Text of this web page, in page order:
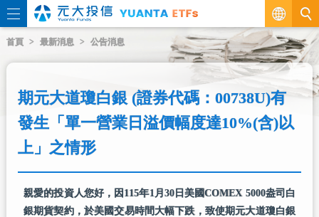
繁
EN
首頁 最新消息 公告消息
期元大道瓊白銀 (證券代碼：00738U)有
發生「單一營業日溢價幅度達10%(含)以
上」之情形
親愛的投資人您好，因115年1月30日美國COMEX 5000盎司白
銀期貨契約，於美國交易時間大幅下跌，致使期元大道瓊白銀